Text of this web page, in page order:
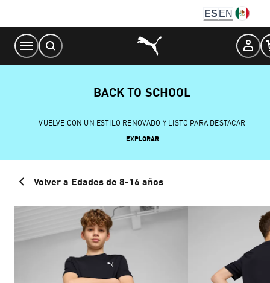
Content
ES EN
BACK TO SCHOOL
VUELVE CON UN ESTILO RENOVADO Y LISTO PARA DESTACAR
EXPLORAR
Volver a Edades de 8-16 años